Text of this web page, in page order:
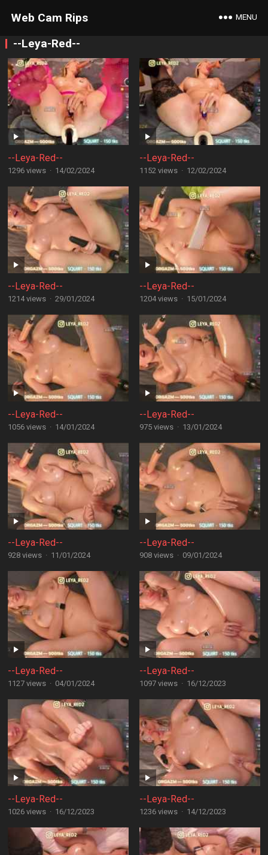
Web Cam Rips MENU
--Leya-Red--
--Leya-Red--
1296 views · 14/02/2024
--Leya-Red--
1152 views · 12/02/2024
--Leya-Red--
1214 views · 29/01/2024
--Leya-Red--
1204 views · 15/01/2024
--Leya-Red--
1056 views · 14/01/2024
--Leya-Red--
975 views · 13/01/2024
--Leya-Red--
928 views · 11/01/2024
--Leya-Red--
908 views · 09/01/2024
--Leya-Red--
1127 views · 04/01/2024
--Leya-Red--
1097 views · 16/12/2023
--Leya-Red--
1026 views · 16/12/2023
--Leya-Red--
1236 views · 14/12/2023